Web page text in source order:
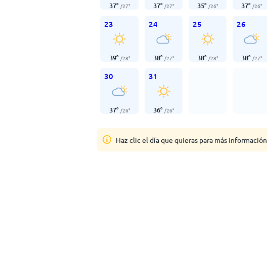
37° /27° 37° /27° 35° /26° 37° /26°
23
39° /28°
24
38° /27°
25
38° /28°
26
38° /27°
30
37° /26°
31
36° /26°
Haz clic el día que quieras para más información